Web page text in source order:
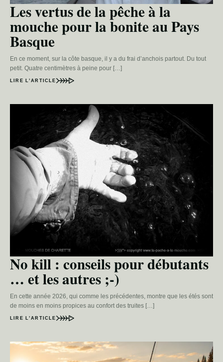
Les vertus de la pêche à la
mouche pour la bonite au Pays
Basque
En ce moment, sur la côte basque, il y a du frai d’anchois partout. Du tout
petit. Quatre centimètres à peine pour […]
LIRE L’ARTICLE
No kill : conseils pour débutants
… et les autres ;-)
En cette année 2026, qui comme les précédentes, montre que les étés sont
de moins en moins propices au confort des truites […]
LIRE L’ARTICLE